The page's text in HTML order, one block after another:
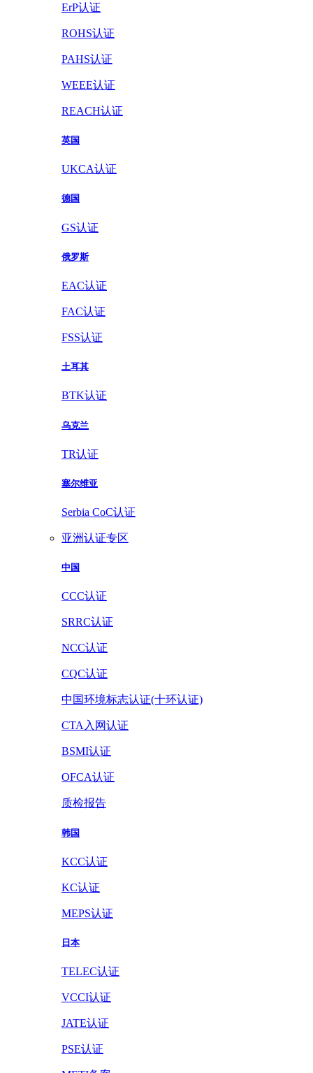
ErP认证
ROHS认证
PAHS认证
WEEE认证
REACH认证
英国
UKCA认证
德国
GS认证
俄罗斯
EAC认证
FAC认证
FSS认证
土耳其
BTK认证
乌克兰
TR认证
塞尔维亚
Serbia CoC认证
亚洲认证专区
中国
CCC认证
SRRC认证
NCC认证
CQC认证
中国环境标志认证(十环认证)
CTA入网认证
BSMI认证
OFCA认证
质检报告
韩国
KCC认证
KC认证
MEPS认证
日本
TELEC认证
VCCI认证
JATE认证
PSE认证